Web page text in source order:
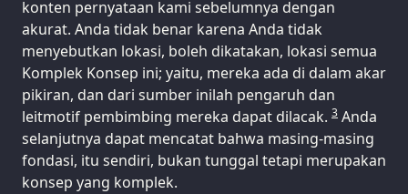
konten pernyataan kami sebelumnya dengan
akurat. Anda tidak benar karena Anda tidak
menyebutkan lokasi, boleh dikatakan, lokasi semua
Komplek Konsep ini; yaitu, mereka ada di dalam akar
pikiran, dan dari sumber inilah pengaruh dan
leitmotif pembimbing mereka dapat dilacak. 3 Anda
selanjutnya dapat mencatat bahwa masing-masing
fondasi, itu sendiri, bukan tunggal tetapi merupakan
konsep yang komplek.